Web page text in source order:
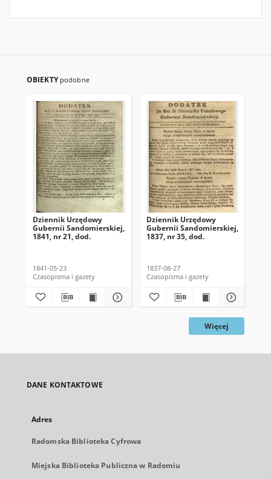
OBIEKTY podobne
Dziennik Urzędowy
Gubernii Sandomierskiej,
1841, nr 21, dod.
1841-05-23
Czasopisma i gazety
Dziennik Urzędowy
Gubernii Sandomierskiej,
1837, nr 35, dod.
1837-08-27
Czasopisma i gazety
Więcej
DANE KONTAKTOWE
Adres
Radomska Biblioteka Cyfrowa
Miejska Biblioteka Publiczna w Radomiu